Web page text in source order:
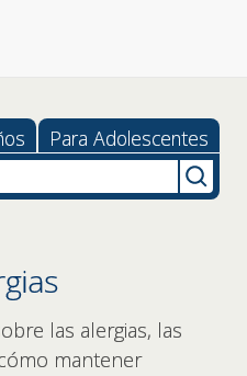
Para Adolescentes
las alergias, las
mantener